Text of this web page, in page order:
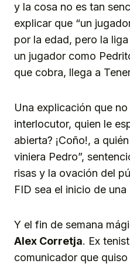
y la cosa no es tan
explicar que “un
por la edad, pero la
un jugador como
que cobra, llega a
Una explicación que
interlocutor, quien le
abierta? ¡Coño!, a
viniera Pedro”,
risas y la ovación del
FID sea el inicio de una
Y el fin de semana
Alex Corretja. Ex
comunicador que